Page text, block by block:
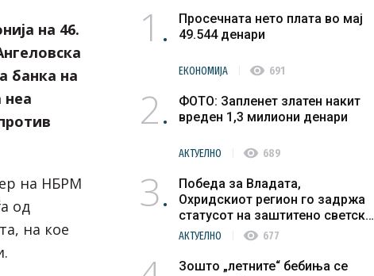
на 46.
банка на
неа
на НБРМ
од
на кое
1
Просечната нето плата во мај
49.544 денари
ЕКОНОМИЈА visibility 691
2
ФОТО: Запленет златен накит
вреден 1,3 милиони денари
АКТУЕЛНО visibility 689
3
Победа за Владата,
Охридскиот регион го задржа
статусот на заштитено светско
културно наследство
АКТУЕЛНО visibility 677
Зошто „летните“ бебиња се